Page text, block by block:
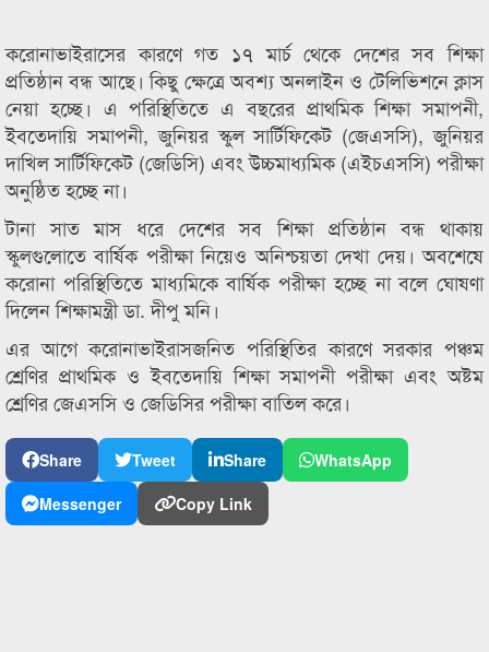
করোনাভাইরাসের কারণে গত ১৭ মার্চ থেকে দেশের সব শিক্ষা
প্রতিষ্ঠান বন্ধ আছে। কিছু ক্ষেত্রে অবশ্য অনলাইন ও টেলিভিশনে ক্লাস
নেয়া হচ্ছে। এ পরিস্থিতিতে এ বছরের প্রাথমিক শিক্ষা সমাপনী,
ইবতেদায়ি সমাপনী, জুনিয়র স্কুল সার্টিফিকেট (জেএসসি), জুনিয়র
দাখিল সার্টিফিকেট (জেডিসি) এবং উচ্চমাধ্যমিক (এইচএসসি) পরীক্ষা
অনুষ্ঠিত হচ্ছে না।
টানা সাত মাস ধরে দেশের সব শিক্ষা প্রতিষ্ঠান বন্ধ থাকায়
স্কুলগুলোতে বার্ষিক পরীক্ষা নিয়েও অনিশ্চয়তা দেখা দেয়। অবশেষে
করোনা পরিস্থিতিতে মাধ্যমিকে বার্ষিক পরীক্ষা হচ্ছে না বলে ঘোষণা
দিলেন শিক্ষামন্ত্রী ডা. দীপু মনি।
এর আগে করোনাভাইরাসজনিত পরিস্থিতির কারণে সরকার পঞ্চম
শ্রেণির প্রাথমিক ও ইবতেদায়ি শিক্ষা সমাপনী পরীক্ষা এবং অষ্টম
শ্রেণির জেএসসি ও জেডিসির পরীক্ষা বাতিল করে।
Share Tweet Share
WhatsApp
Messenger
Copy Link